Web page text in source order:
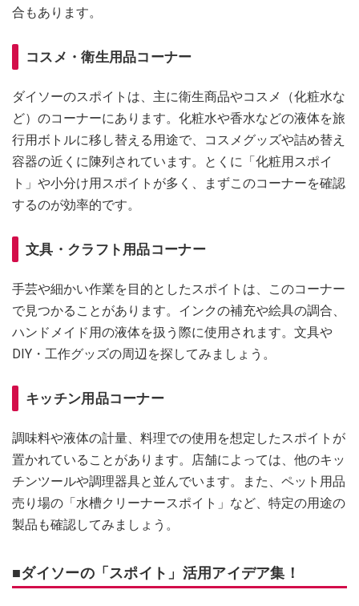
合もあります。
コスメ・衛生用品コーナー
ダイソーのスポイトは、主に衛生商品やコスメ（化粧水な
ど）のコーナーにあります。化粧水や香水などの液体を旅
行用ボトルに移し替える用途で、コスメグッズや詰め替え
容器の近くに陳列されています。とくに「化粧用スポイ
ト」や小分け用スポイトが多く、まずこのコーナーを確認
するのが効率的です。
文具・クラフト用品コーナー
手芸や細かい作業を目的としたスポイトは、このコーナー
で見つかることがあります。インクの補充や絵具の調合、
ハンドメイド用の液体を扱う際に使用されます。文具や
DIY・工作グッズの周辺を探してみましょう。
キッチン用品コーナー
調味料や液体の計量、料理での使用を想定したスポイトが
置かれていることがあります。店舗によっては、他のキッ
チンツールや調理器具と並んでいます。また、ペット用品
売り場の「水槽クリーナースポイト」など、特定の用途の
製品も確認してみましょう。
■ダイソーの「スポイト」活用アイデア集！